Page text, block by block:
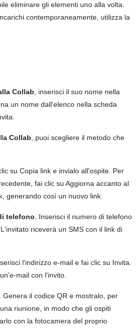
eliminare gli elementi uno alla volta.
contemporaneamente, utilizza la
Collab, inserisci il suo nome nella
un nome dall'elenco nella scheda
Collab, puoi scegliere il metodo che
su Copia link e invialo all'ospite. Per
fai clic su Aggiorna accanto al
generando così un nuovo link.
telefono. Inserisci il numero di telefono
riceverà un SMS con il link di
l'indirizzo e-mail e fai clic su Invita.
mail con l’invito.
. Genera il codice QR e mostralo, per
riunione, in modo che gli ospiti
con la fotocamera del proprio